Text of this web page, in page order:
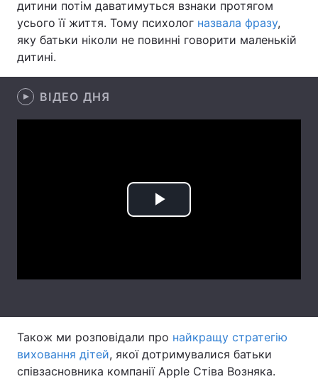
дитини потім даватимуться взнаки протягом
усього її життя. Тому психолог назвала фразу,
яку батьки ніколи не повинні говорити маленькій
дитині.
ВІДЕО ДНЯ
Play
Також ми розповідали про найкращу стратегію
виховання дітей, якої дотримувалися батьки
співзасновника компанії Apple Стіва Возняка.